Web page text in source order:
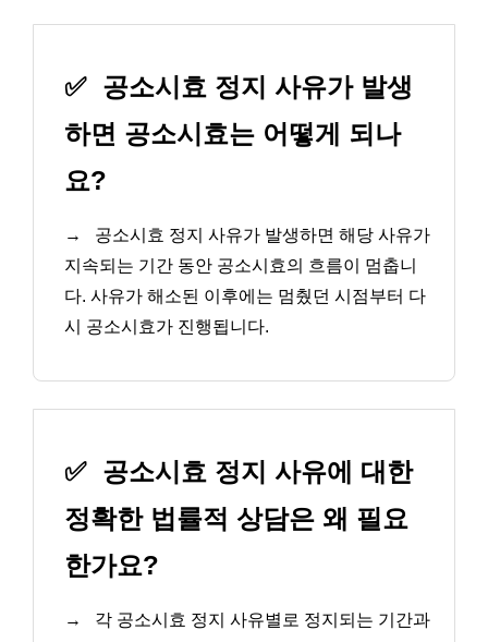
✅ 공소시효 정지 사유가 발생
하면 공소시효는 어떻게 되나
요?
→
공소시효 정지 사유가 발생하면 해당 사유가
지속되는 기간 동안 공소시효의 흐름이 멈춥니
다. 사유가 해소된 이후에는 멈췄던 시점부터 다
시 공소시효가 진행됩니다.
✅ 공소시효 정지 사유에 대한
정확한 법률적 상담은 왜 필요
한가요?
→
각 공소시효 정지 사유별로 정지되는 기간과